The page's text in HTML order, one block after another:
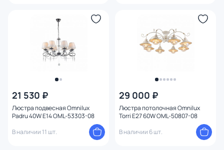
21 530 ₽
Люстра подвесная Omnilux
Padru 40W E14 OML-53303-08
В наличии 11 шт.
29 000 ₽
Люстра потолочная Omnilux
Torri E27 60W OML-50807-08
В наличии 6 шт.